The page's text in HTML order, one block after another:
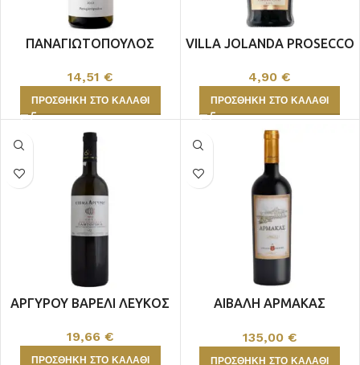
ΠΑΝΑΓΙΩΤΟΠΟΥΛΟΣ
14,51 €
ΠΡΟΣΘΉΚΗ ΣΤΟ ΚΑΛΆΘΙ
VILLA JOLANDA PROSECCO
4,90€
ΠΡΟΣΘΉΚΗ ΣΤΟ ΚΑΛΆΘΙ
ΑΡΓΥΡΟΥ ΒΑΡΕΛΙ ΛΕΥΚΟΣ
19,66 €
ΠΡΟΣΘΉΚΗ ΣΤΟ ΚΑΛΆΘΙ
ΑΙΒΑΛΗ ΑΡΜΑΚΑΣ
135,00 €
ΠΡΟΣΘΉΚΗ ΣΤΟ ΚΑΛΆΘΙ